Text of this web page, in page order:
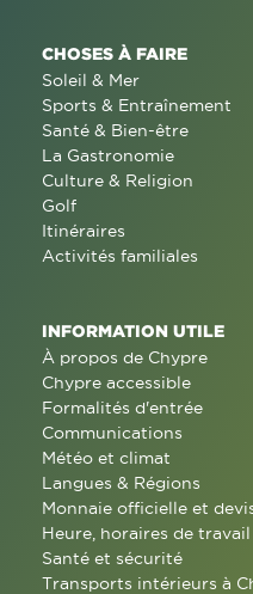
CHOSES À FAIRE
Soleil & Mer
Sports & Entraînement
Santé & Bien-être
La Gastronomie
Culture & Religion
Golf
Itinéraires
Activités familiales
INFORMATION UTILE
À propos de Chypre
Chypre accessible
Formalités d'entrée
Communications
Météo et climat
Langues & Régions
Monnaie officielle et
Heure, horaires de
Santé et sécurité
Transports intérieurs à